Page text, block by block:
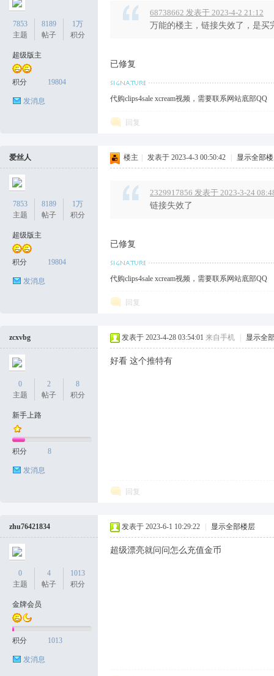
7853
主题
8189
帖子
1万
积分
超级版主
积分 19804
发消息
68738662 发表于 2023-4-2 21:12
万能的楼主，链接失效了，是买
已修复
代购clips4sale xcream视频，需要联系网站底部QQ
回复
爱丝人
7853
主题
8189
帖子
1万
积分
超级版主
积分 19804
发消息
楼主 发表于 2023-4-3 00:50:42 显示全部
2329917856 发表于 2023-3-24
链接失效了
已修复
代购clips4sale xcream视频，需要联系网站底部QQ
回复
zcxvbg
0
主题
2
帖子
8
积分
新手上路
积分 8
发消息
发表于 2023-4-28 03:54:01 来自手机 显示全
好看 这个推特有
回复
zhu76421834
0
主题
4
帖子
1013
积分
金牌会员
积分 1013
发消息
发表于 2023-6-1 10:29:22 显示全部楼层
超级漂亮就问问怎么充值金币